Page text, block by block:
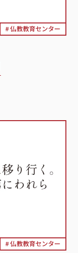
仏教教育センター
仏教教育センター